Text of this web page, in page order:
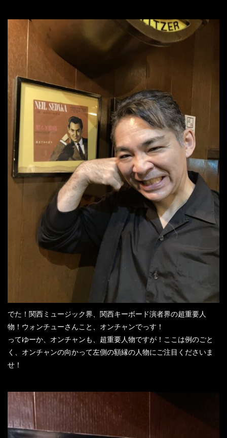
でた！関西ミュージック界、関西キーボード演者界の超重要人
物！ウォンチューさんこと、オンチャンでっす！
ってゆーか、オンチャンも、超重要人物ですが！ここは例のごと
く、オンチャンの向かって左側の額縁の人物にご注目くださいま
せ！